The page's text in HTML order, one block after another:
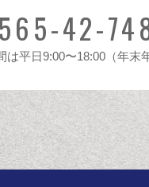
42-
平日9:00〜18:00（年末